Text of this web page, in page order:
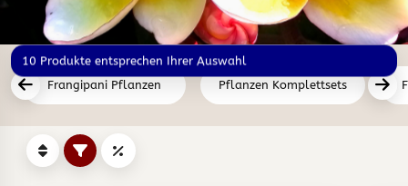
10 Produkte entsprechen Ihrer Auswahl
Frangipani Pflanzen
Pflanzen Komplettsets